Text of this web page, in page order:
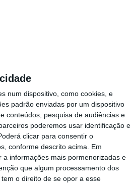
num dispositivo, como cookies, e
padrão enviadas por um dispositivo
conteúdos, pesquisa de audiências e
poderemos usar identificação e
clicar para consentir o
conforme descrito acima. Em
informações mais pormenorizadas e
que algum processamento dos
o direito de se opor a esse
comunidade
a ligação à Póvoa
Populares Terra do
edições